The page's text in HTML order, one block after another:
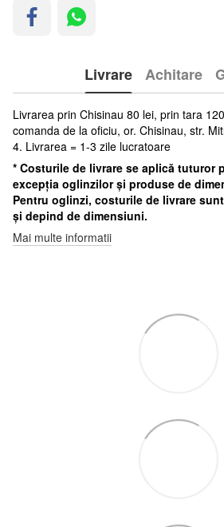
Livrare Achitare
Livrarea prin Chisinau 80 lei, prin tara
comanda de la oficiu, or. Chisinau, str.
4. Livrarea = 1-3 zile lucratoare
* Costurile de livrare se aplică tuturor
excepția oglinzilor și produse de
Pentru oglinzi, costurile de livrare
și depind de dimensiuni.
Mai multe informatii